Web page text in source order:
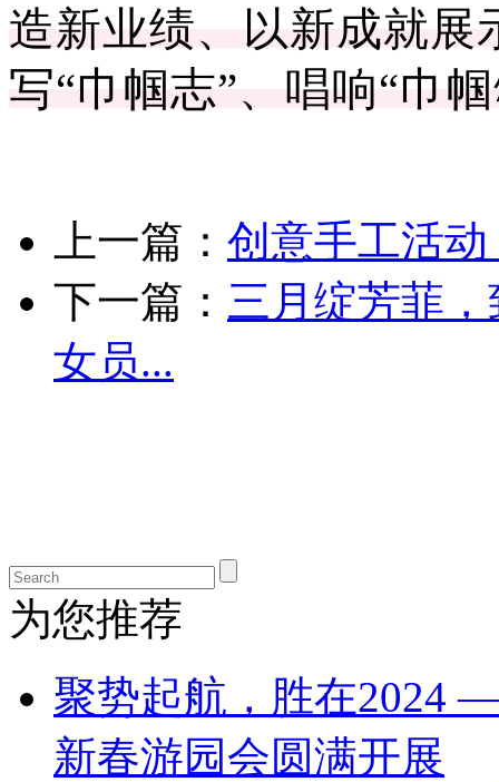
造新业绩、以新成就展
写“巾帼志”、唱响“巾
上一篇： 创意手工活
下一篇： 三月绽芳菲
女员...
为您推荐
聚势起航，胜在2024
新春游园会圆满开展